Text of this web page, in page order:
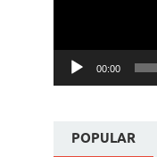
00:00
POPULAR